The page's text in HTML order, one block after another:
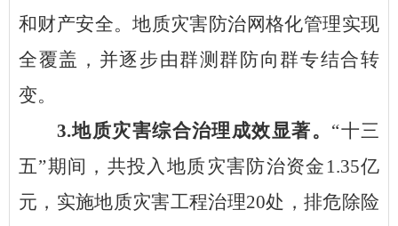
和财产安全。地质灾害防治网格化管理实现
全覆盖，并逐步由群测群防向群专结合转
变。
3.地质灾害综合治理成效显著。 “十三
五”期间，共投入地质灾害防治资金1.35亿
元，实施地质灾害工程治理20处，排危除险